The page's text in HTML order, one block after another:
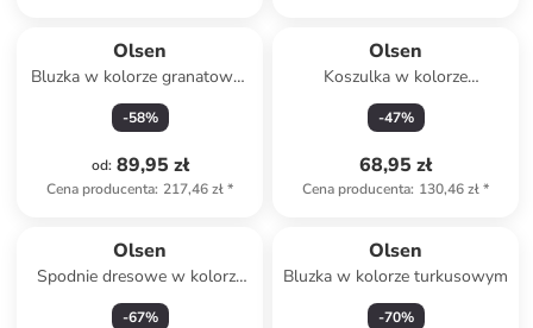
Olsen
Bluzka w kolorze granatowo-
kremowo-niebieskim
-58%
od: 89,95 zł
Cena producenta: 217,46 zł*
Olsen
Koszulka w kolorze
czerwonym
-47%
68,95 zł
Cena producenta: 130,46 zł*
Olsen
Spodnie dresowe w kolorze
czerwonym
-67%
Olsen
Bluzka w kolorze turkusowym
-70%